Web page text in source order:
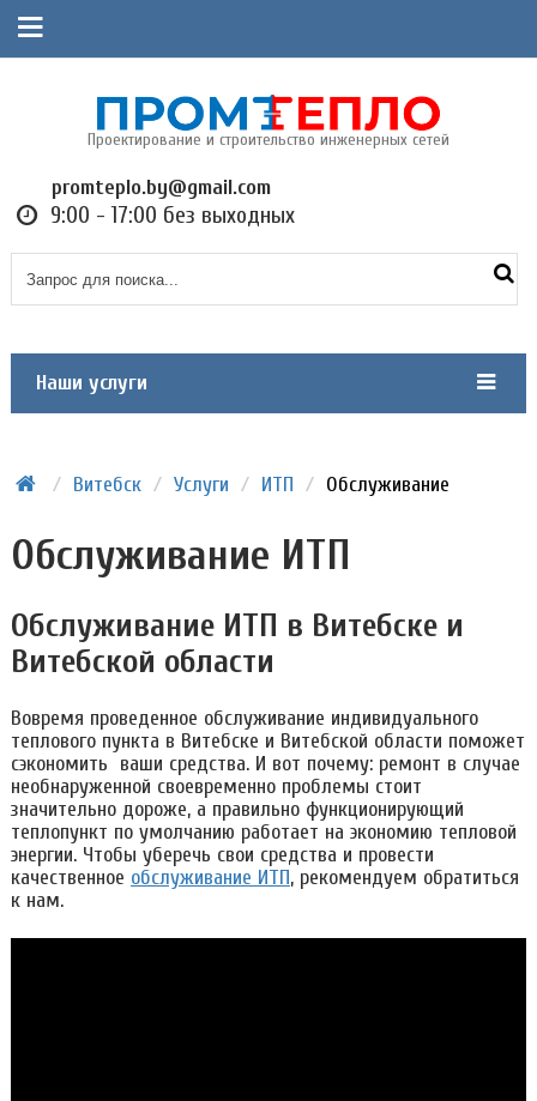
Проектирование и строительство инженерных сетей
promteplo.by@gmail.com
9:00 - 17:00 без выходных
Наши услуги
/ Витебск / Услуги / ИТП / Обслуживание
Обслуживание ИТП
Обслуживание ИТП в Витебске и
Витебской области
Вовремя проведенное обслуживание индивидуального
теплового пункта в Витебске и Витебской области поможет
сэкономить ваши средства. И вот почему: ремонт в случае
необнаруженной своевременно проблемы стоит
значительно дороже, а правильно функционирующий
теплопункт по умолчанию работает на экономию тепловой
энергии. Чтобы уберечь свои средства и провести
качественное обслуживание ИТП, рекомендуем обратиться
к нам.